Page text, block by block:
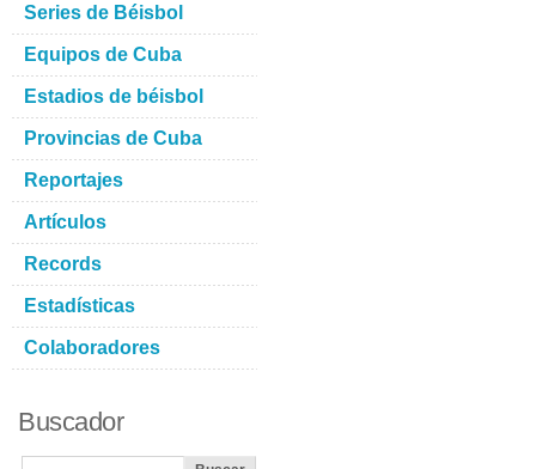
Series de Béisbol
Equipos de Cuba
Estadios de béisbol
Provincias de Cuba
Reportajes
Artículos
Records
Estadísticas
Colaboradores
Buscador